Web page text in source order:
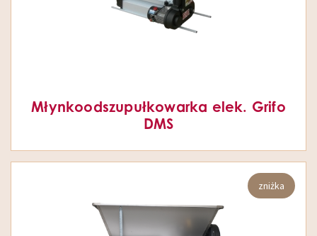
Młynkoodszupułkowarka elek. Grifo
DMS
zniżka